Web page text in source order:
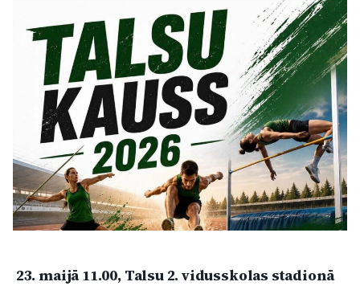
Kultūra
Bizness
Video
Vieta
23. maijā 11.00, Talsu 2. vidusskolas stadionā